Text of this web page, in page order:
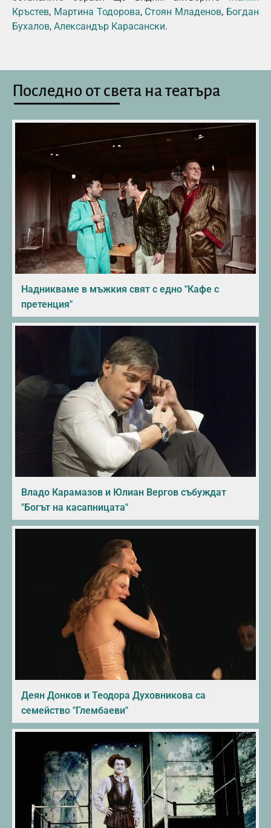
Кръстев, Мартина Тодорова, Стоян Младенов, Богдан
Бухалов, Александър Карасански.
Последно от света на театъра
Надникваме в мъжкия свят с едно "Кафе с
претенция"
Владо Карамазов и Юлиан Вергов събуждат
"Богът на касапницата"
Деян Донков и Теодора Духовникова са
семейство "Глембаеви"